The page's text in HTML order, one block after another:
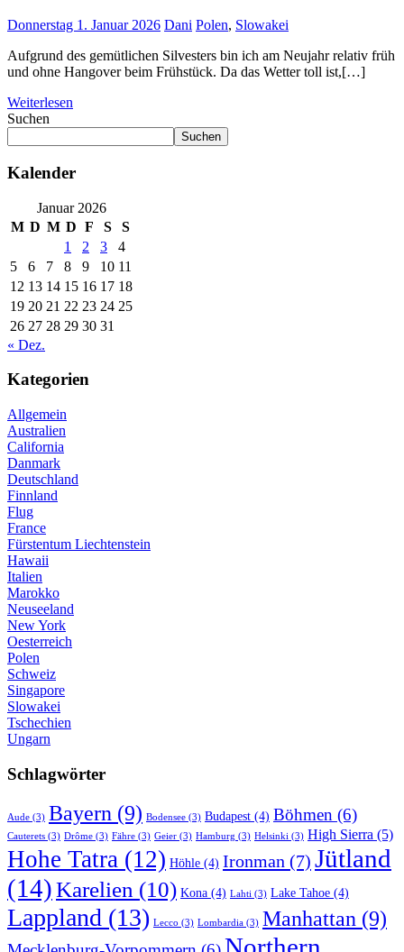
Donnerstag 1. Januar 2026 Dani Polen, Slowakei
Aufgrund des gemütlichen Silvesters bin ich am Neujahr relativ früh
und ohne Hangover beim Frühstück. Da das Wetter toll ist,[…]
Weiterlesen
Suchen
Suchen
Kalender
Januar 2026
M D M D F S
S
1
2 3
4
5
6 7 8 9 10 11
12 13 14 15 16 17 18
19 20 21 22 23 24 25
26 27 28 29 30 31
« Dez.
Kategorien
Allgemein
Australien
California
Danmark
Deutschland
Finnland
Flug
France
Fürstentum Liechtenstein
Hawaii
Italien
Marokko
Neuseeland
New York
Oesterreich
Polen
Schweiz
Singapore
Slowakei
Tschechien
Ungarn
Schlagwörter
Aude (3) Bayern (9) Bodensee (3) Budapest (4) Böhmen (6)
Cauterets (3) Drôme (3) Fähre (3) Geier (3) Hamburg (3) Helsinki (3) High Sierra (5)
Hohe Tatra (12) Höhle (4) Ironman (7) Jütland
(14)Karelien (10) Kona (4) Lahti (3) Lake Tahoe (4)
Lappland (13) Lecco (3) Lombardia (3) Manhattan (9)
Northern